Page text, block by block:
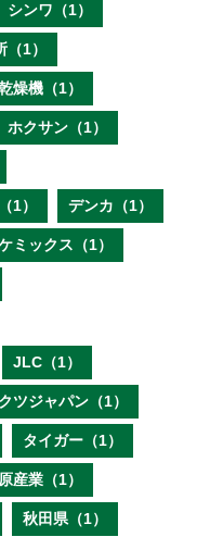
シンワ（1）
（1）
燥機（1）
ホクサン（1）
1） デンカ（1）
ミックス（1）
JLC（1）
ツジャパン（1）
タイガー（1）
産業（1）
秋田県（1）